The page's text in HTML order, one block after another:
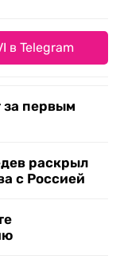
в Telegram
за первым
раскрыл
с Россией